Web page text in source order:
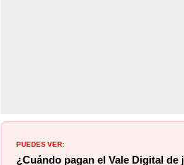
PUEDES VER:
¿Cuándo pagan el Vale Digital de